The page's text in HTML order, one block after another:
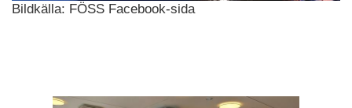
Bildkälla: FÖSS Facebook-sida